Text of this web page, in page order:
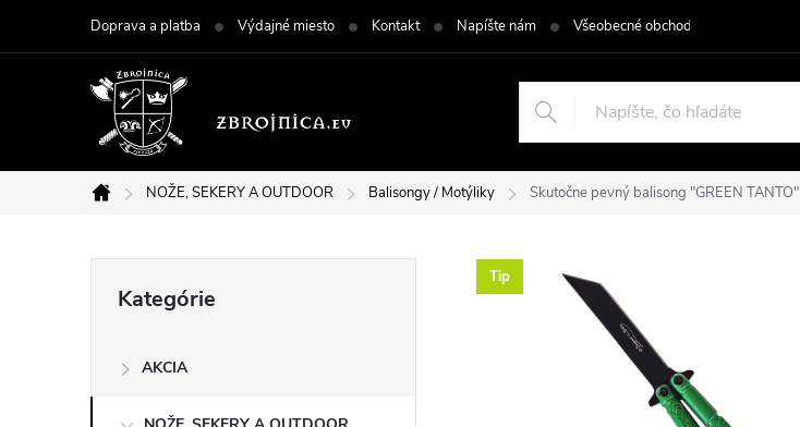
Doprava a platba Výdajné miesto Kontakt Napíšte nám Všeobecné obchodné podmienky
Domov
NOŽE, SEKERY A OUTDOOR Balisongy / Motýliky Skutočne pevný balisong "GREEN TANTO"
č
kategórie
Kategórie
AKCIA
Tip